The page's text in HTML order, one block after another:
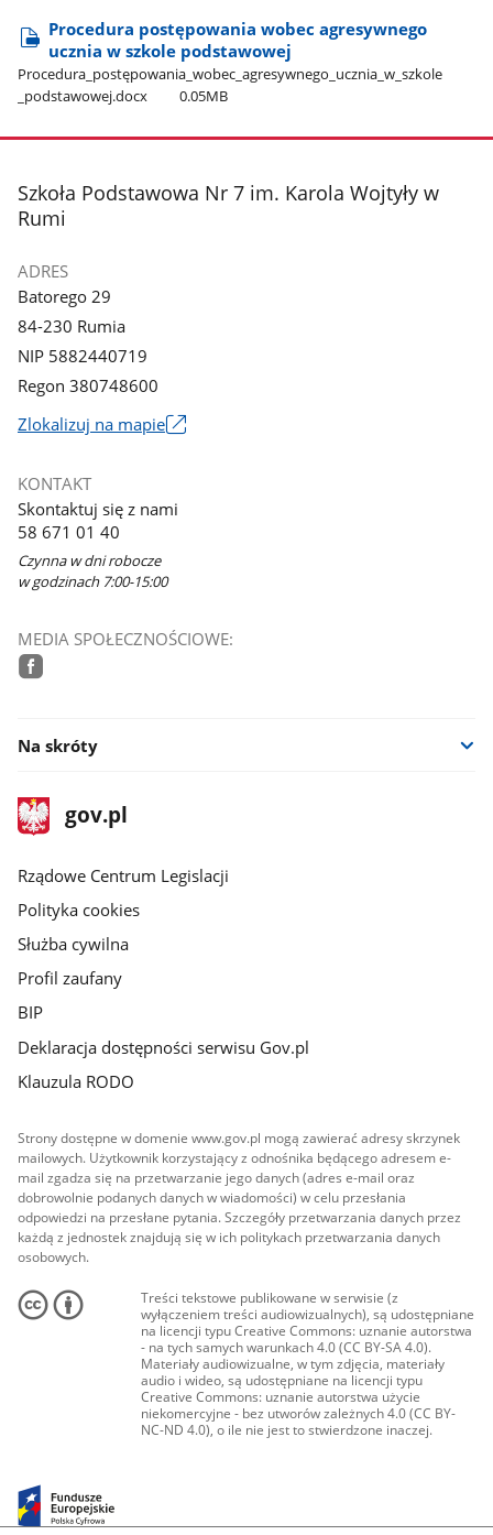
Procedura postępowania wobec agresywnego
ucznia w szkole podstawowej
Procedura​_postępowania​_wobec​_agresywnego​_ucznia​_w​_szkole​
_podstawowej.docx
0.05MB
stopka
Szkoła Podstawowa Nr 7 im. Karola Wojtyły w
Rumi
ADRES
Batorego 29
84-230 Rumia
NIP 5882440719
Regon 380748600
Zlokalizuj na mapieLink
nowym
KONTAKT
Skontaktuj się z nami
58 671 01 40
Czynna w dni robocze
w godzinach 7:00-15:00
MEDIA SPOŁECZNOŚCIOWE:
Na skróty
stopka
gov.plStrona
gov.pl
Rządowe Centrum Legislacji
Polityka cookies
Służba cywilna
Profil zaufany
BIP
Deklaracja dostępności serwisu Gov.pl
Klauzula RODO
Strony dostępne w domenie www.gov.pl mogą zawierać adresy skrzynek
mailowych. Użytkownik korzystający z odnośnika będącego adresem e-
mail zgadza się na przetwarzanie jego danych (adres e-mail oraz
dobrowolnie podanych danych w wiadomości) w celu przesłania
odpowiedzi na przesłane pytania. Szczegóły przetwarzania danych przez
każdą z jednostek znajdują się w ich politykach przetwarzania danych
osobowych.
Treści tekstowe publikowane w serwisie (z
wyłączeniem treści audiowizualnych), są udostępniane
na licencji typu Creative Commons: uznanie autorstwa
- na tych samych warunkach 4.0 (CC BY-SA 4.0).
Materiały audiowizualne, w tym zdjęcia, materiały
audio i wideo, są udostępniane na licencji typu
Creative Commons: uznanie autorstwa użycie
niekomercyjne - bez utworów zależnych 4.0 (CC BY-
NC-ND 4.0), o ile nie jest to stwierdzone inaczej.